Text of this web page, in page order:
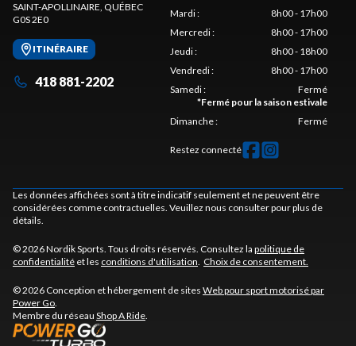
SAINT-APOLLINAIRE, QUÉBEC
G0S 2E0
ITINÉRAIRE
418 881-2202
Mardi:
8h00 - 17h00
Mercredi:
8h00 - 17h00
Jeudi:
8h00 - 18h00
Vendredi:
8h00 - 17h00
Samedi:
Fermé
*Fermé pour la saison estivale
Dimanche: Fermé
Restez connecté
Les données affichées sont à titre indicatif seulement et ne peuvent être
considérées comme contractuelles. Veuillez nous consulter pour plus de
détails.
© 2026 Nordik Sports. Tous droits réservés. Consultez la politique de
confidentialité et les conditions d'utilisation. Choix de consentement.
© 2026 Conception et hébergement de sites Web pour sport motorisé par
Power Go.
Membre du réseau Shop A Ride.